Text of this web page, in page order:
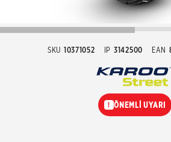
SKU 10371052 IP 3142500 EAN
! ÖNEMLİ UYARI